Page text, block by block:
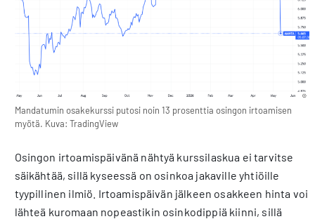
Mandatumin osakekurssi putosi noin 13 prosenttia osingon irtoamisen
myötä. Kuva: TradingView
Osingon irtoamispäivänä nähtyä kurssilaskua ei tarvitse
säikähtää, sillä kyseessä on osinkoa jakaville yhtiöille
tyypillinen ilmiö. Irtoamispäivän jälkeen osakkeen hinta voi
lähteä kuromaan nopeastikin osinkodippiä kiinni, sillä